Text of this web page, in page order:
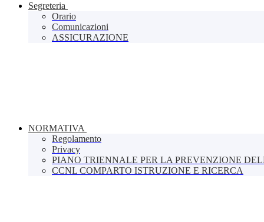
Segreteria
Orario
Comunicazioni
ASSICURAZIONE
NORMATIVA
Regolamento
Privacy
PIANO TRIENNALE PER LA PREVENZIONE
CCNL COMPARTO ISTRUZIONE E RICERCA